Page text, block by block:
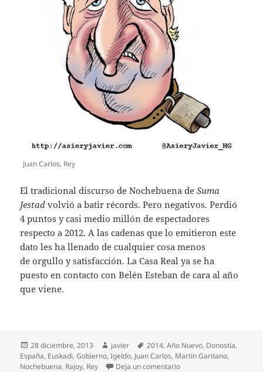
Juan Carlos, Rey
El tradicional discurso de Nochebuena deSuma
Jestad volvió a batir récords. Pero negativos. Perdió
4 puntos y casi medio millón de espectadores
respecto a 2012. A las cadenas que lo emitieron este
dato les ha llenado de cualquier cosa menos
de orgullo y satisfacción. La Casa Real ya se ha
puesto en contacto con Belén Esteban de cara al año
que viene.
Publicado
el
28 diciembre, 2013 Autor
javier Etiquetas
2014,Año Nuevo, Donostia,
España, Euskadi,Gobierno,Igeldo, Juan Carlos, Martín Garitano,
Nochebuena, Rajoy, Rey Deja un comentarioen Llega el 2014